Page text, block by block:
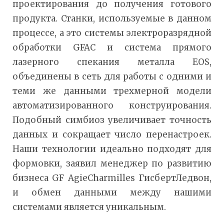
проектирования до получения готового
продукта. Станки, используемые в данном
процессе, а это системы электроразрядной
обработки GFAC и система прямого
лазерного спекания металла EOS,
объединены в сеть для работы с одними и
теми же данными трехмерной модели
автоматизированного конструирования.
Подобный симбиоз увеличивает точность
данных и сокращает число перенастроек.
Наши технологии идеально подходят для
формовки, заявил менеджер по развитию
бизнеса GF AgieCharmilles ГисбертЛедвон,
и обмен данными между нашими
системами является уникальным.